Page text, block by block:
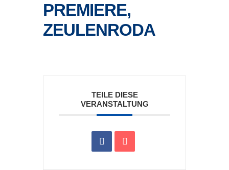
PREMIERE,
ZEULENRODA
TEILE DIESE
VERANSTALTUNG